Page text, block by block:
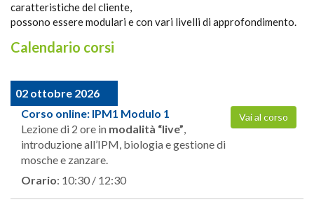
caratteristiche del cliente,
possono essere modulari e con vari livelli di approfondimento.
Calendario corsi
02 ottobre 2026
Corso online: IPM1 Modulo 1
Lezione di 2 ore in modalità “live”,
introduzione all’IPM, biologia e gestione di
mosche e zanzare.
Orario: 10:30 / 12:30
Vai al corso